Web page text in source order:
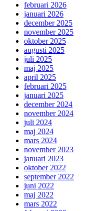
februari 2026
januari 2026
december 2025
november 2025
oktober 2025
augusti 2025
juli 2025
maj 2025
april 2025
februari 2025
januari 2025
december 2024
november 2024
juli 2024
maj 2024
mars 2024
november 2023
januari 2023
oktober 2022
september 2022
juni 2022
maj 2022
mars 2022